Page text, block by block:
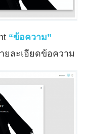
“ข้อความ”
ยละเอียดข้อความ